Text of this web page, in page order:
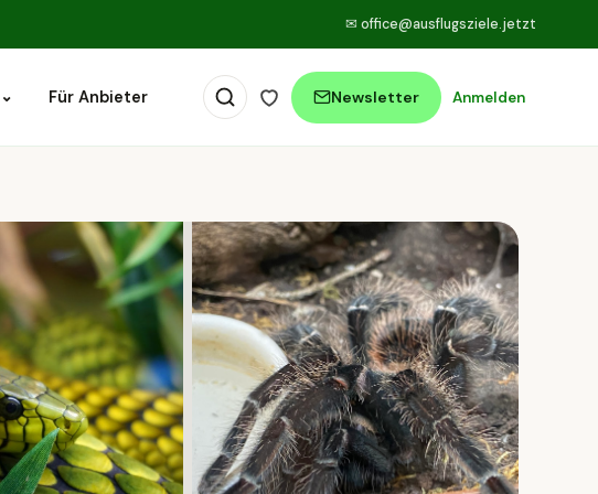
✉ office@ausflugsziele.jetzt
⌄ Für Anbieter Newsletter Anmelden